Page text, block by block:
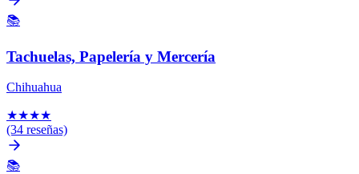
📚
Tachuelas, Papelería y Mercería
Chihuahua
★★★★
(34 reseñas)
📚